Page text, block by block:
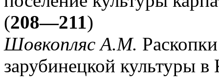
(208—211)
Шовкопляс А.М.
зарубинецкой культуры в